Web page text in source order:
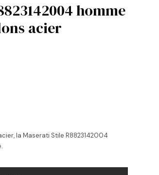
homme
acier
la Maserati Stile R8823142004